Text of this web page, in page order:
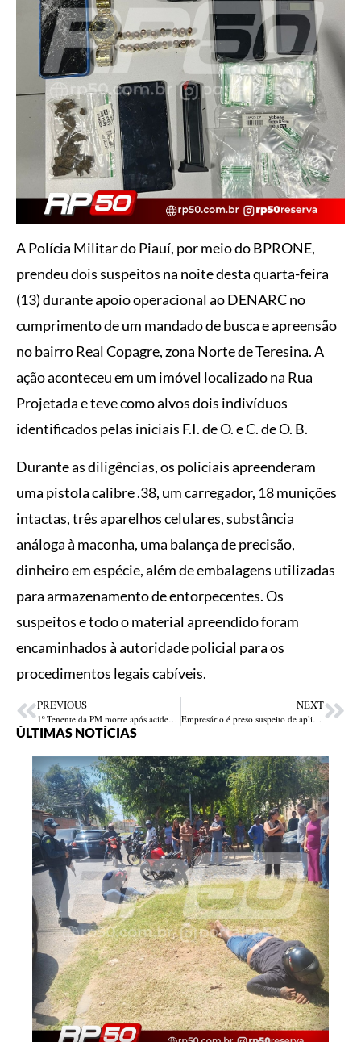
A Polícia Militar do Piauí, por meio do BPRONE,
prendeu dois suspeitos na noite desta quarta-feira
(13) durante apoio operacional ao DENARC no
cumprimento de um mandado de busca e apreensão
no bairro Real Copagre, zona Norte de Teresina. A
ação aconteceu em um imóvel localizado na Rua
Projetada e teve como alvos dois indivíduos
identificados pelas iniciais F.I. de O. e C. de O. B.
Durante as diligências, os policiais apreenderam
uma pistola calibre .38, um carregador, 18 munições
intactas, três aparelhos celulares, substância
análoga à maconha, uma balança de precisão,
dinheiro em espécie, além de embalagens utilizadas
para armazenamento de entorpecentes. Os
suspeitos e todo o material apreendido foram
encaminhados à autoridade policial para os
procedimentos legais cabíveis.
PREVIOUS
1º Tenente da PM morre após acidente de moto em Piripiri; suspeita é de embriaguez de outro condutor
NEXT
Empresário é preso suspeito de aplicar golpe milionário com venda irregular de veículos em Teresina
ÚLTIMAS NOTÍCIAS